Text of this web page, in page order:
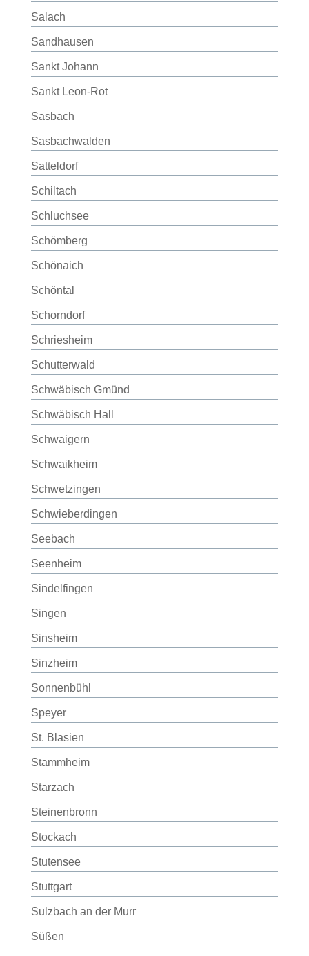
Salach
Sandhausen
Sankt Johann
Sankt Leon-Rot
Sasbach
Sasbachwalden
Satteldorf
Schiltach
Schluchsee
Schömberg
Schönaich
Schöntal
Schorndorf
Schriesheim
Schutterwald
Schwäbisch Gmünd
Schwäbisch Hall
Schwaigern
Schwaikheim
Schwetzingen
Schwieberdingen
Seebach
Seenheim
Sindelfingen
Singen
Sinsheim
Sinzheim
Sonnenbühl
Speyer
St. Blasien
Stammheim
Starzach
Steinenbronn
Stockach
Stutensee
Stuttgart
Sulzbach an der Murr
Süßen